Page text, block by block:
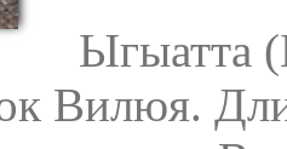
Ыгыатта
Вилюя.